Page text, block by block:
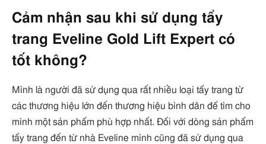
Cảm nhận sau khi sử dụng tẩy
trang Eveline Gold Lift Expert có
tốt không?
Mình là người đã sử dụng qua rất nhiều loại tẩy trang từ
các thương hiệu lớn đến thương hiệu bình dân để tìm cho
mình một sản phẩm phù hợp nhất. Đối với dòng sản phẩm
tẩy trang đến từ nhà Eveline mình cũng đã sử dụng qua